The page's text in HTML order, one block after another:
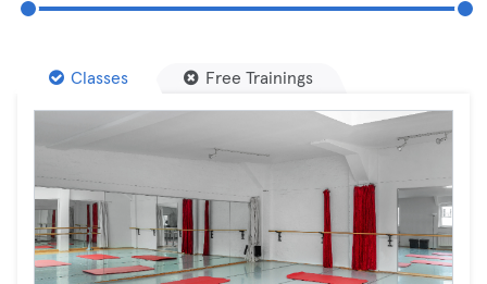
Classes Free Trainings